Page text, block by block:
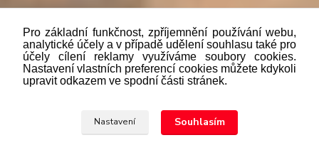
Podlezákona č. 112/mmmmm2016 Sb. o evidenci tržeb je
prodávající povinen vystavit kupujícímu účtenku. Zároveň je
případě technického výpadku pak nejpozději do 48 hodin.“
Upravit sběr cookies.
Pro základní funkčnost, zpříjemnění používání webu,
analytické účely a v případě udělení souhlasu také pro
účely cílení reklamy využíváme soubory cookies.
Nastavení vlastních preferencí cookies můžete kdykoli
upravit odkazem ve spodní části stránek.
Nastavení Souhlasím